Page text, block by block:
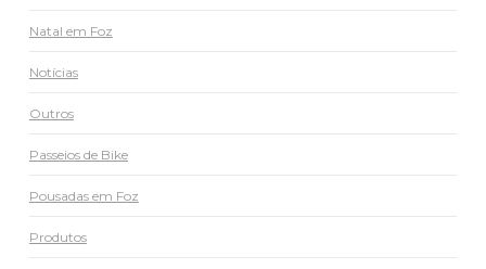
Natal em Foz
Notícias
Outros
Passeios de Bike
Pousadas em Foz
Produtos